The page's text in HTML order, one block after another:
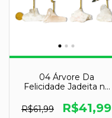
04 Árvore Da
Felicidade Jadeita na
R$61,99
R$41,99